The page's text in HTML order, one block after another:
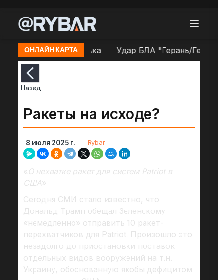
ОНЛАЙН КАРТА
Большая Писаревка Удар БЛА "Герань/
Назад
Ракеты на исходе?
8 июля 2025 г. Rybar
« О нехватке ракет для систем Patriot в
США»
Сегодня СМИ стало известно, что
Дональд Трамп обещал Зеленскому
«немедленно» отправить 10 ракет-
перехватчиков для Patriot. Произошло это
незадолго до приостановки поставок
отдельных видов вооружений на т.н.
Украину, обоснованную якобы дефицитом